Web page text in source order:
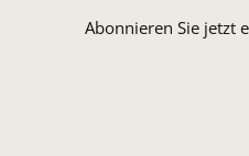
Abonnieren Sie jetzt